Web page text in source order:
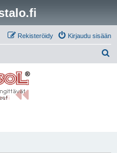
Kirjaudu sisään
Rekisteröidy